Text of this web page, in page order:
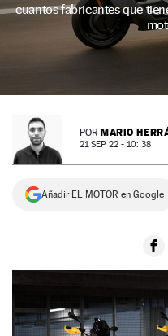
cuantos fabricantes que
POR MARIO
21 SEP 22 - 10: 38
Añadir EL MOTOR en Google